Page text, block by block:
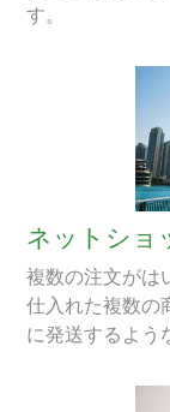
す。
ネットショ
複数の注文がは
仕入れた複数の
に発送するよう